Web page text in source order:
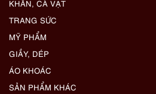
KHĂN, CÀ VẠT
TRANG SỨC
MỸ PHẨM
GIẦY, DÉP
ÁO KHOÁC
SẢN PHẨM KHÁC